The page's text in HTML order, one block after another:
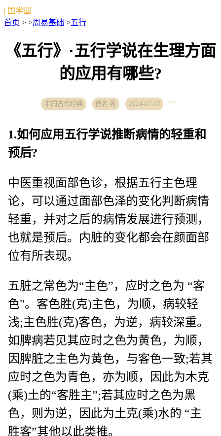
| 国学圈
首页 > >周易基础 >五行
《五行》·五行学说在生理方面
的应用有哪些?
中国古代经典 佚名 著 2024-07-07
1.如何应用五行学说推断病情的轻重和
预后?
中医重视面部色诊，根据五行主色理
论，可以通过面部色泽的变化判断病情
轻重，并对之后的病情发展进行预测，
也就是预后。内脏的变化都会在颜面部
位有所表现。
五脏之常色为“主色”，应时之色为 “客
色"。客色胜(克)主色，为顺，病较轻
浅;主色胜(克)客色，为逆，病较深重。
如脾病若见其应时之色为黄色，为顺，
因脾脏之主色为黄色，与客色一致;若其
应时之色为青色，亦为顺，因此为木克
(乘)土的“客胜主”;若其应时之色为黑
色，则为逆，因此为土克(乘)水的 “主
胜客”其他以此类推。